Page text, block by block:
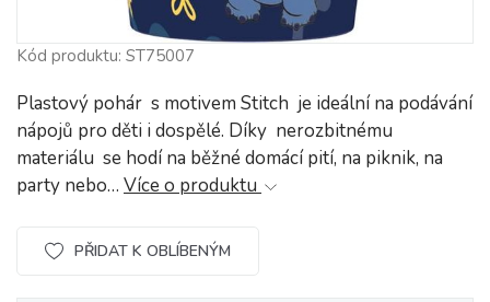
Kód produktu: ST75007
Plastový pohár s motivem Stitch je ideální na podávání
nápojů pro děti i dospělé. Díky nerozbitnému
materiálu se hodí na běžné domácí pití, na piknik, na
party nebo… Více o produktu
PŘIDAT K OBLÍBENÝM